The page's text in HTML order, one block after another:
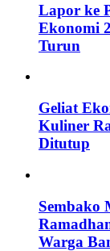
Lapor ke
Ekonomi
Turun
Geliat
Kuliner
Ditutup
Sembako
Warga